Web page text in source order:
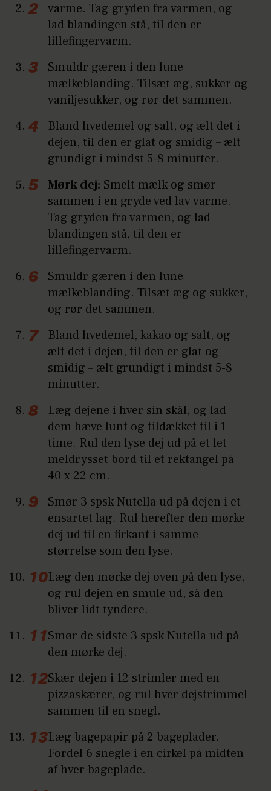
varme. Tag gryden fra varmen, og
lad blandingen stå, til den er
lillefingervarm.
Smuldr gæren i den lune
mælkeblanding. Tilsæt æg, sukker og
vaniljesukker, og rør det sammen.
Bland hvedemel og salt, og ælt det i
dejen, til den er glat og smidig – ælt
grundigt i mindst 5-8 minutter.
Mørk dej: Smelt mælk og smør
sammen i en gryde ved lav varme.
Tag gryden fra varmen, og lad
blandingen stå, til den er
lillefingervarm.
Smuldr gæren i den lune
mælkeblanding. Tilsæt æg og sukker,
og rør det sammen.
Bland hvedemel, kakao og salt, og
ælt det i dejen, til den er glat og
smidig – ælt grundigt i mindst 5-8
minutter.
Læg dejene i hver sin skål, og lad
dem hæve lunt og tildækket til i 1
time. Rul den lyse dej ud på et let
meldrysset bord til et rektangel på
40 x 22 cm.
Smør 3 spsk Nutella ud på dejen i et
ensartet lag. Rul herefter den mørke
dej ud til en firkant i samme
størrelse som den lyse.
Læg den mørke dej oven på den lyse,
og rul dejen en smule ud, så den
bliver lidt tyndere.
Smør de sidste 3 spsk Nutella ud på
den mørke dej.
Skær dejen i 12 strimler med en
pizzaskærer, og rul hver dejstrimmel
sammen til en snegl.
Læg bagepapir på 2 bageplader.
Fordel 6 snegle i en cirkel på midten
af hver bageplade.